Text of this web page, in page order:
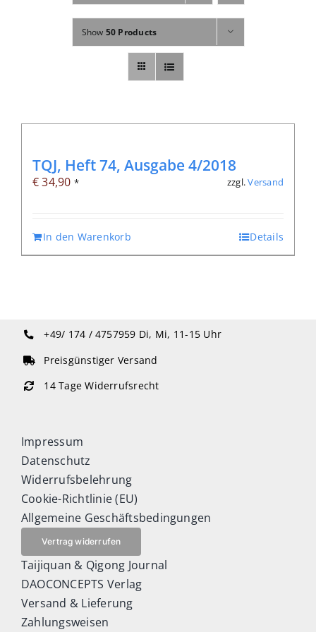
Fachbücher
Poster, Karten, Medien
Show 50 Products
TQJ, Heft 74, Ausgabe 4/2018
€34,90 * zzgl.Versand
In den Warenkorb Details
+49/ 174 / 4757959 Di, Mi, 11-15 Uhr
Preisgünstiger Versand
14 Tage Widerrufsrecht
Impressum
Datenschutz
Widerrufsbelehrung
Cookie-Richtlinie (EU)
Allgemeine Geschäftsbedingungen
Vertrag widerrufen
Taijiquan & Qigong Journal
DAOCONCEPTS Verlag
Versand & Lieferung
Zahlungsweisen